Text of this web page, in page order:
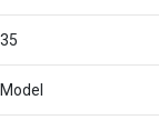
35
Model